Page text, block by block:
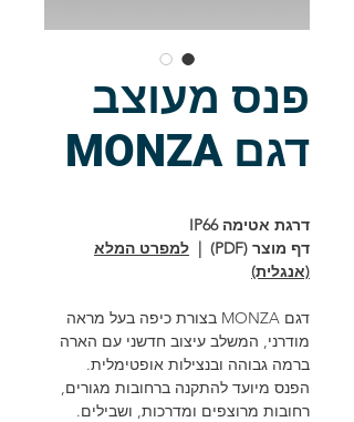
פנס מעוצב
דגם MONZA
דרגת אטימה IP66
דף מוצר (PDF) |
למפרט המלא
(אנגלית)
דגם MONZA בצורת כיפה בעל מראה
מודרני, המשלב עיצוב חדשני עם הארה
ברמה גבוהה ובנצילות אופטימלית.
הפנס מיועד להתקנה ברחובות מגורים,
רחובות מרוצפים ומדרכות, ושבילים.